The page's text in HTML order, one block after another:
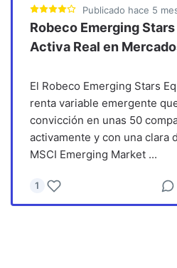
Publicado hace 5
Robeco Emerging
Activa Real en
El Robeco Emerging Stars
renta variable emergente
convicción en unas 50
activamente y con una clara
MSCI Emerging Market...
1